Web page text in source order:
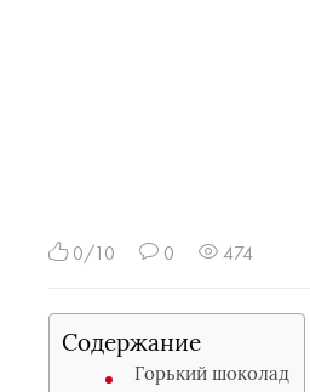
0/10 0 474
Содержание
Горький шоколад